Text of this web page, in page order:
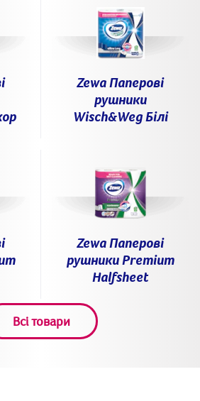
Zewa Паперові
рушники
Wisch&Weg Білі
Zewa Паперові
рушники Premium
Halfsheet
Всі товари